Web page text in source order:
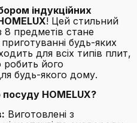
індукційних
! Цей стильний
8 предметів стане
будь-яких
для всіх типів плит,
робить його
будь-якого дому.
HOMELUX?
Виготовлені з